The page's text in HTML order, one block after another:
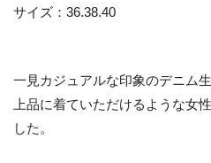
サイズ：36.38.40
一見カジュアルな印象のデニム生
上品に着ていただけるような女
した。